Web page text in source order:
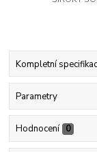
Kompletní
Parametry
Hodnocení 0